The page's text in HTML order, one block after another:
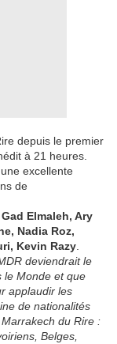
depuis le premier
à 21 heures.
excellente
de
Gad Elmaleh, Ary
Nadia Roz,
Kevin Razy
deviendrait le
le Monde et que
applaudir les
de nationalités
du Rire :
Belges,